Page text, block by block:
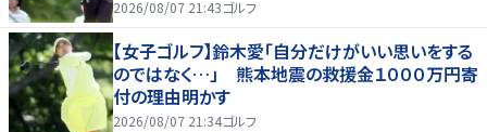
2026/08/07 21:43ゴルフ
【女子ゴルフ】鈴木愛「自分だけがいい思いをする
のではなく…」 熊本地震の救援金１０００万円寄
付の理由明かす
2026/08/07 21:34ゴルフ